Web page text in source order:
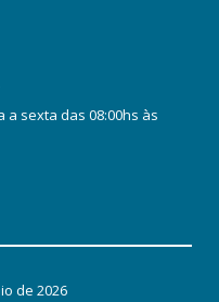
sexta das 08:00hs às
de 2026